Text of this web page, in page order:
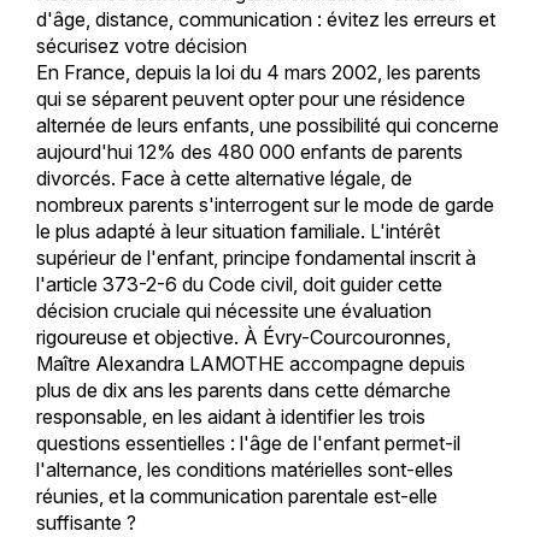
d'âge, distance, communication : évitez les erreurs et
sécurisez votre décision
En France, depuis la loi du 4 mars 2002, les parents
qui se séparent peuvent opter pour une résidence
alternée de leurs enfants, une possibilité qui concerne
aujourd'hui 12% des 480 000 enfants de parents
divorcés. Face à cette alternative légale, de
nombreux parents s'interrogent sur le mode de garde
le plus adapté à leur situation familiale. L'intérêt
supérieur de l'enfant, principe fondamental inscrit à
l'article 373-2-6 du Code civil, doit guider cette
décision cruciale qui nécessite une évaluation
rigoureuse et objective. À Évry-Courcouronnes,
Maître Alexandra LAMOTHE accompagne depuis
plus de dix ans les parents dans cette démarche
responsable, en les aidant à identifier les trois
questions essentielles : l'âge de l'enfant permet-il
l'alternance, les conditions matérielles sont-elles
réunies, et la communication parentale est-elle
suffisante ?